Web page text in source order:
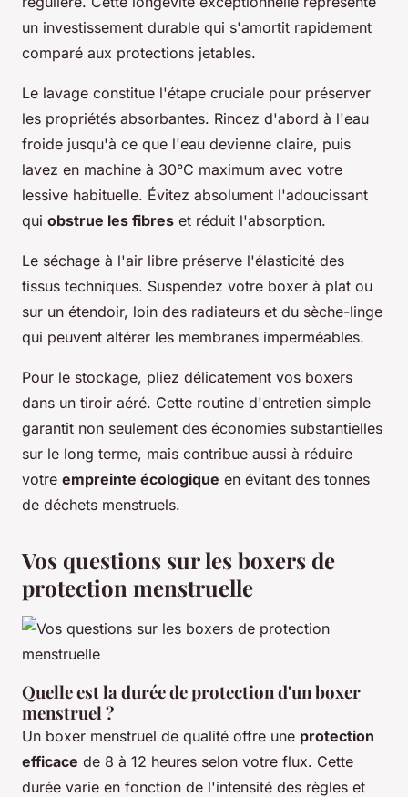
un investissement durable qui s'amortit rapidement
comparé aux protections jetables.
Le lavage constitue l'étape cruciale pour préserver
les propriétés absorbantes. Rincez d'abord à l'eau
froide jusqu'à ce que l'eau devienne claire, puis
lavez en machine à 30°C maximum avec votre
lessive habituelle. Évitez absolument l'adoucissant
qui obstrue les fibres et réduit l'absorption.
Le séchage à l'air libre préserve l'élasticité des
tissus techniques. Suspendez votre boxer à plat ou
sur un étendoir, loin des radiateurs et du sèche-linge
qui peuvent altérer les membranes imperméables.
Pour le stockage, pliez délicatement vos boxers
dans un tiroir aéré. Cette routine d'entretien simple
garantit non seulement des économies substantielles
sur le long terme, mais contribue aussi à réduire
votre empreinte écologique en évitant des tonnes
de déchets menstruels.
Vos questions sur les boxers de
protection menstruelle
Quelle est la durée de protection d'un boxer
menstruel ?
Un boxer menstruel de qualité offre une protection
efficace de 8 à 12 heures selon votre flux. Cette
durée varie en fonction de l'intensité des règles et